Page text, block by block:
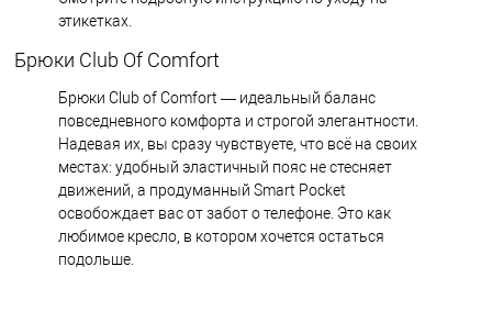
этикетках.
Брюки Club Of Comfort
Брюки Club of Comfort — идеальный баланс
повседневного комфорта и строгой элегантности.
Надевая их, вы сразу чувствуете, что всё на своих
местах: удобный эластичный пояс не стесняет
движений, а продуманный Smart Pocket
освобождает вас от забот о телефоне. Это как
любимое кресло, в котором хочется остаться
подольше.